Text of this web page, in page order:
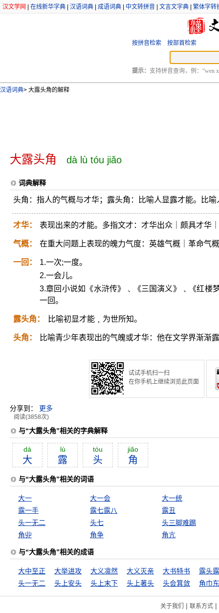
汉文学网 在线新华字典 汉语词典 成语词典 中文转拼音 文言文字典 繁体字转
按拼音检索 按部首检索
提示： 支持拼音查询，例：“wen
汉语词典> 大露头角的解释
大露头角 dà lù tóu jiǎo
词典解释
头角：指人的气概与才华；露头角：比喻人显露才能。比
才华： 表现出来的才能。多指文才：才华出众｜颇具才华
气概： 在重大问题上表现的魄力气度：英雄气概｜革命气
一回：
1.一次;一度。
2.一会儿。
3.章回小说如《水浒传》﹑《三国演义》﹑《红楼
一回。
露头角： 比喻初显才能﹐为世所知。
头角： 比喻青少年表现出的气魄或才华：他在文学界渐渐
试试手机扫一扫
在你手机上继续浏览此页面
分享到： 更多
阅读(3858次)
与“大露头角”相关的字典解释
dà
大
lù
露
tóu
头
jiăo
角
与“大露头角”相关的词语
大一 大一会
大一统
露一手
露七露八
露丑
头一无二
头七
头三脚难踢
角丱
角争 角亢
与“大露头角”相关的成语
大中至正 大举进攻 大义凛然 大义灭亲 大书特书
露头
头一无二
头上安头 头上末下 头上著头 头会箕敛 角巾
关于我们 | 联系方式|